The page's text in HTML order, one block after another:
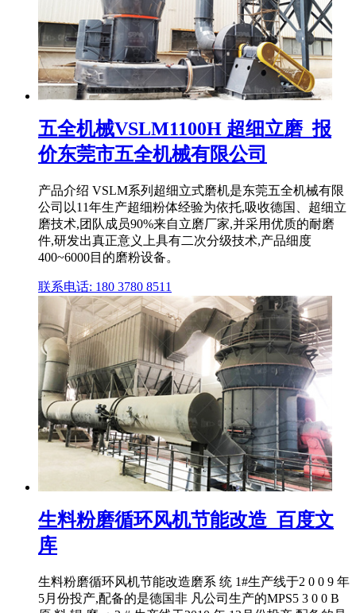
五全机械VSLM1100H 超细立磨_报
价东莞市五全机械有限公司
产品介绍 VSLM系列超细立式磨机是东莞五全机械有限
公司以11年生产超细粉体经验为依托,吸收德国、超细立
磨技术,团队成员90%来自立磨厂家,并采用优质的耐磨
件,研发出真正意义上具有二次分级技术,产品细度
400~6000目的磨粉设备。
联系电话: 180 3780 8511
生料粉磨循环风机节能改造_百度文
库
生料粉磨循环风机节能改造磨系 统 1#生产线于2 0 0 9 年
5月份投产,配备的是德国非 凡公司生产的MPS5 3 0 0 B